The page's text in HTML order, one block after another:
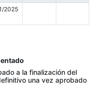
2025
a la finalización del
una vez aprobado